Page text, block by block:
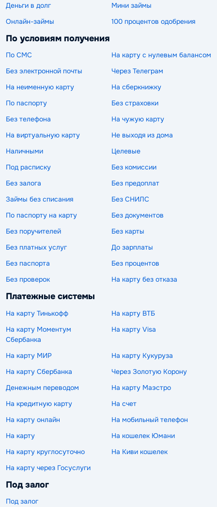
Деньги в долг
Мини займы
Онлайн-займы
100 процентов одобрения
По условиям получения
По СМС
На карту с нулевым балансом
Без электронной почты
Через Телеграм
На неименную карту
На сберкнижку
По паспорту
Без страховки
Без телефона
На чужую карту
На виртуальную карту
Не выходя из дома
Наличными
Целевые
Под расписку
Без комиссии
Без залога
Без предоплат
Займы без списания
Без СНИЛС
По паспорту на карту
Без документов
Без поручителей
Без карты
Без платных услуг
До зарплаты
Без паспорта
Без процентов
Без проверок
На карту без отказа
Платежные системы
На карту Тинькофф
На карту ВТБ
На карту Моментум
Сбербанка
На карту Visa
На карту МИР
На карту Кукуруза
На карту Сбербанка
Через Золотую Корону
Денежным переводом
На карту Маэстро
На кредитную карту
На счет
На карту онлайн
На мобильный телефон
На карту
На кошелек Юмани
На карту круглосуточно
На Киви кошелек
На карту через Госуслуги
Под залог
Под залог